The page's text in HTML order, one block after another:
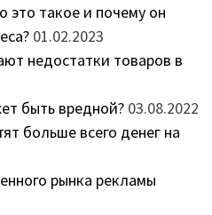
это такое и почему он
01.02.2023
недостатки товаров в
быть вредной? 03.08.2022
больше всего денег на
рынка рекламы